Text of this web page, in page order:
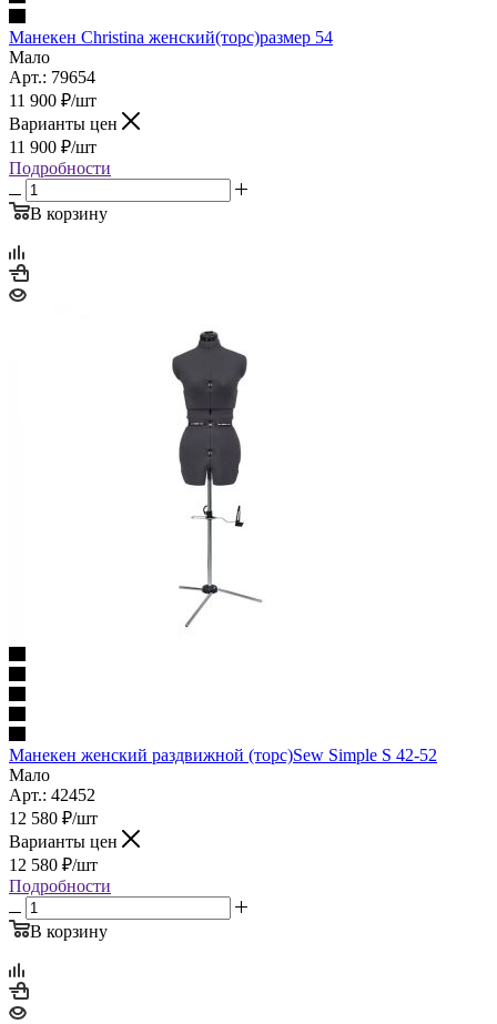
Манекен Christina женский(торс)размер 54
Мало
Арт.: 79654
11 900 ₽/шт
Варианты цен
11 900 ₽/шт
Подробности
В корзину
Манекен женский раздвижной (торс)Sew Simple S 42-52
Мало
Арт.: 42452
12 580 ₽/шт
Варианты цен
12 580 ₽/шт
Подробности
В корзину